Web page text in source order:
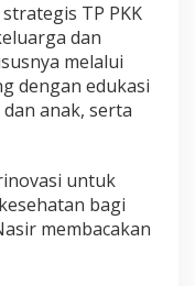
TP PKK
dan
melalui
dengan edukasi
anak, serta
untuk
bagi
membacakan